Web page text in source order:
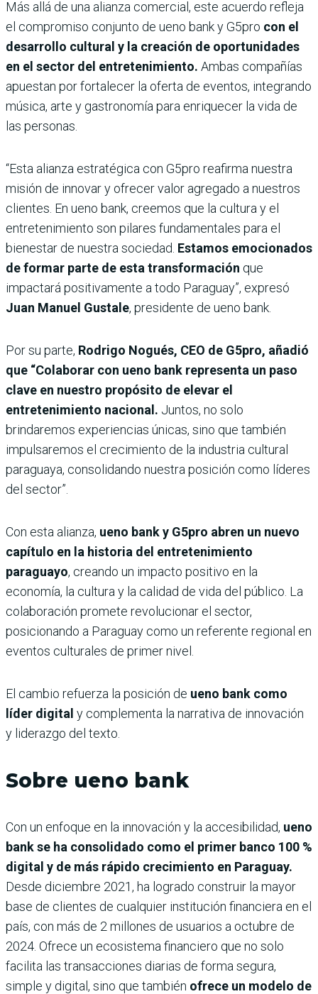
Más allá de una alianza comercial, este acuerdo refleja
el compromiso conjunto de ueno bank y G5pro con el
desarrollo cultural y la creación de oportunidades
en el sector del entretenimiento. Ambas compañías
apuestan por fortalecer la oferta de eventos, integrando
música, arte y gastronomía para enriquecer la vida de
las personas.
“Esta alianza estratégica con G5pro reafirma nuestra
misión de innovar y ofrecer valor agregado a nuestros
clientes. En ueno bank, creemos que la cultura y el
entretenimiento son pilares fundamentales para el
bienestar de nuestra sociedad. Estamos emocionados
de formar parte de esta transformación que
impactará positivamente a todo Paraguay”, expresó
Juan Manuel Gustale, presidente de ueno bank.
Por su parte, Rodrigo Nogués, CEO de G5pro, añadió
que “Colaborar con ueno bank representa un paso
clave en nuestro propósito de elevar el
entretenimiento nacional. Juntos, no solo
brindaremos experiencias únicas, sino que también
impulsaremos el crecimiento de la industria cultural
paraguaya, consolidando nuestra posición como líderes
del sector”.
Con esta alianza, ueno bank y G5pro abren un nuevo
capítulo en la historia del entretenimiento
paraguayo, creando un impacto positivo en la
economía, la cultura y la calidad de vida del público. La
colaboración promete revolucionar el sector,
posicionando a Paraguay como un referente regional en
eventos culturales de primer nivel.
El cambio refuerza la posición de ueno bank como
líder digital y complementa la narrativa de innovación
y liderazgo del texto.
Sobre ueno bank
Con un enfoque en la innovación y la accesibilidad, ueno
bank se ha consolidado como el primer banco 100 %
digital y de más rápido crecimiento en Paraguay.
Desde diciembre 2021, ha logrado construir la mayor
base de clientes de cualquier institución financiera en el
país, con más de 2 millones de usuarios a octubre de
2024. Ofrece un ecosistema financiero que no solo
facilita las transacciones diarias de forma segura,
simple y digital, sino que también ofrece un modelo de